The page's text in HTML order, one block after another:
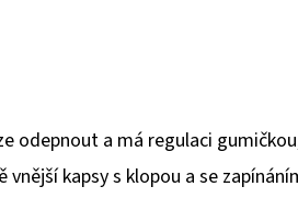
odepnout a má regulaci
kapsy s klopou a se